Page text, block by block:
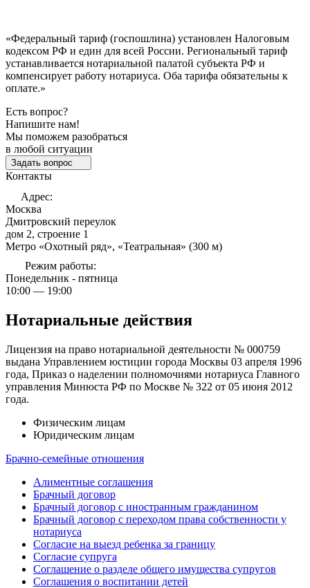
«Федеральный тариф (госпошлина) установлен Налоговым
кодексом РФ и един для всей России. Региональный тариф
устанавливается нотариальной палатой субъекта РФ и
компенсирует работу нотариуса. Оба тарифа обязательны к
оплате.»
Есть вопрос?
Напишите нам!
Мы поможем разобраться
в любой ситуации
Задать вопрос
Контакты
Адрес:
Москва
Дмитровский переулок
дом 2, строение 1
Метро «Охотный ряд», «Театральная» (300 м)
Режим работы:
Понедельник - пятница
10:00 — 19:00
Нотариальные действия
Лицензия на право нотариальной деятельности № 000759
выдана Управлением юстиции города Москвы 03 апреля 1996
года, Приказ о наделении полномочиями нотариуса Главного
управления Минюста РФ по Москве № 322 от 05 июня 2012
года.
Физическим лицам
Юридическим лицам
Брачно-семейные отношения
Алиментные соглашения
Брачный договор
Брачный договор с иностранным гражданином
Брачный договор с переходом права собственности у
нотариуса
Согласие на выезд ребенка за границу
Согласие супруга
Соглашение о разделе общего имущества супругов
Соглашения о воспитании детей